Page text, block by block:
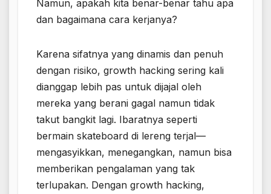
Namun, apakah kita benar-benar tahu apa
dan bagaimana cara kerjanya?
Karena sifatnya yang dinamis dan penuh
dengan risiko, growth hacking sering kali
dianggap lebih pas untuk dijajal oleh
mereka yang berani gagal namun tidak
takut bangkit lagi. Ibaratnya seperti
bermain skateboard di lereng terjal—
mengasyikkan, menegangkan, namun bisa
memberikan pengalaman yang tak
terlupakan. Dengan growth hacking,